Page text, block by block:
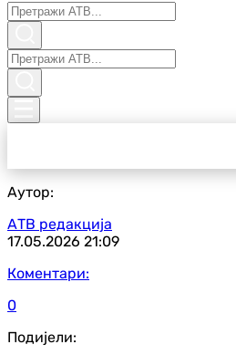
Аутор:
АТВ редакција
17.05.2026 21:09
Коментари:
0
Подијели: